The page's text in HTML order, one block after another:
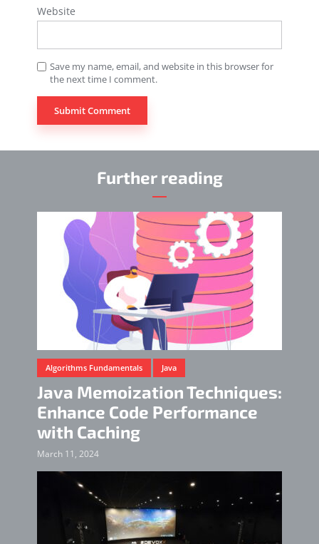
Website
Save my name, email, and website in this browser for
the next time I comment.
Further reading
Algorithms Fundamentals Java
Java Memoization Techniques:
Enhance Code Performance
with Caching
March 11, 2024